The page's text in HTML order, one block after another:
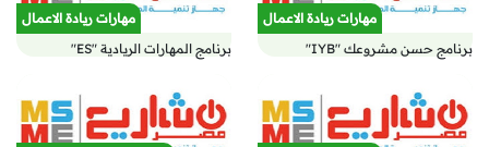
مهارات ريادة الاعمال
برنامج حسن مشروعك "IYB"
مهارات ريادة الاعمال
برنامج المهارات الريادية "ES"